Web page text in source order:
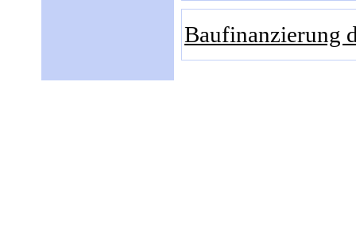
Baufinanzierung